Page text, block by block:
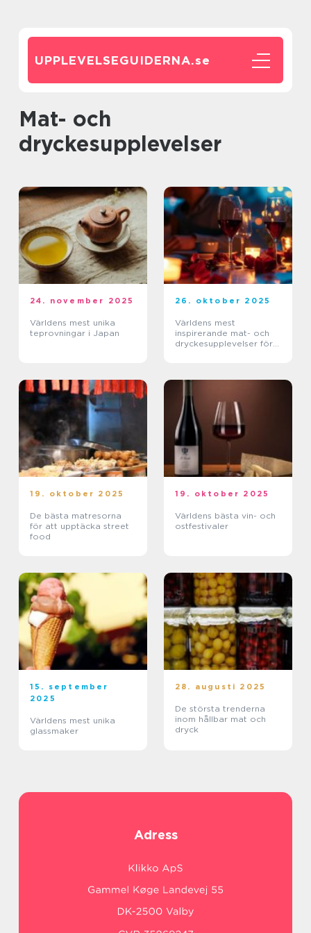
UPPLEVELSEGUIDERNA.se
Mat- och
dryckesupplevelser
24. november 2025
Världens mest unika
teprovningar i Japan
26. oktober 2025
Världens mest
inspirerande mat- och
dryckesupplevelser för
19. oktober 2025
De bästa matresorna
för att upptäcka street
food
19. oktober 2025
Världens bästa vin- och
ostfestivaler
15. september
2025
Världens mest unika
glassmaker
28. augusti 2025
De största trenderna
inom hållbar mat och
dryck
Adress